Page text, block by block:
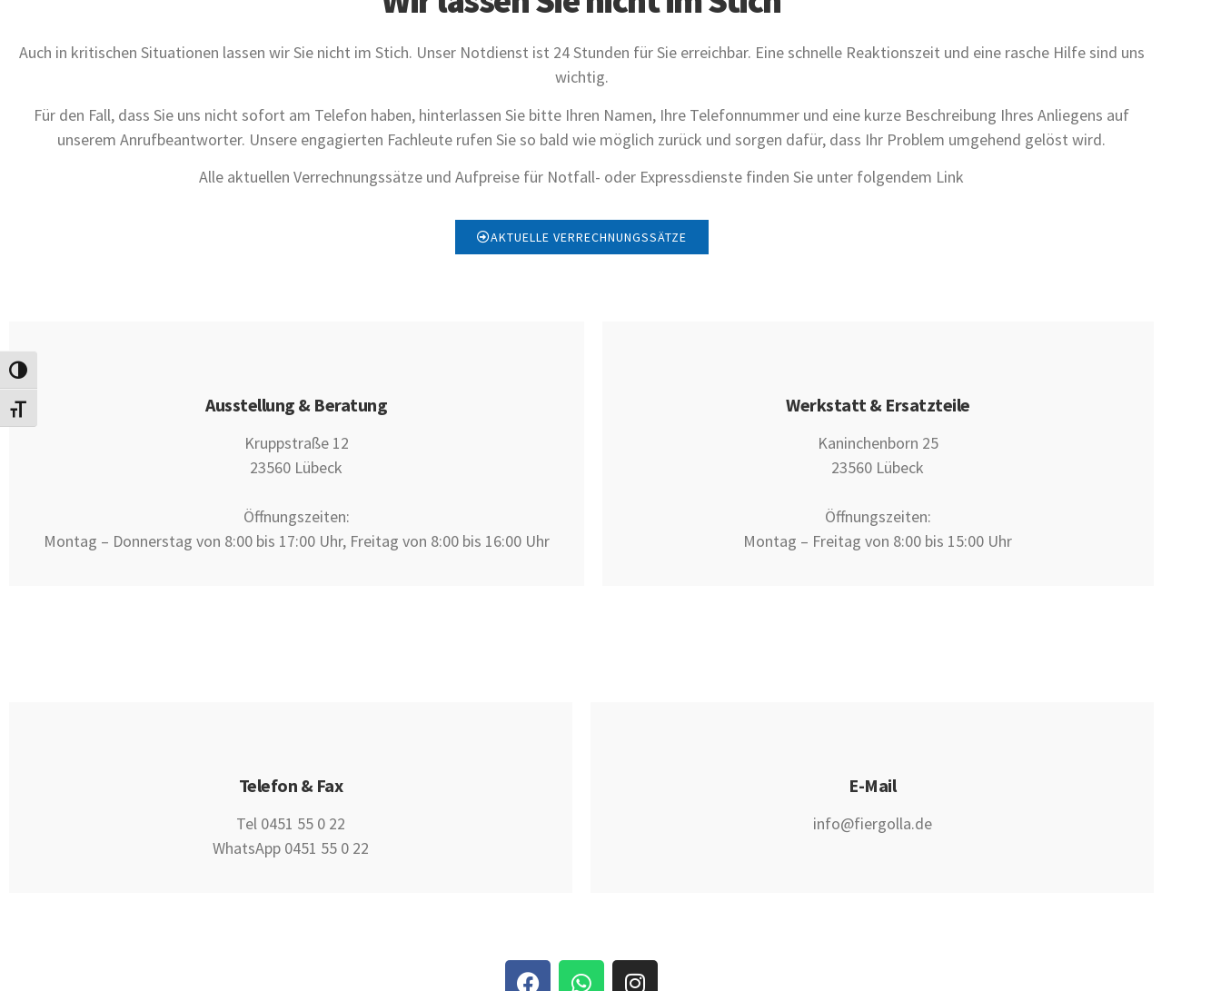
UMSCHALTEN AUF HOHE KONTRASTE
SCHRIFT VERGRÖSSERN
Auch in kritischen Situationen lassen wir Sie nicht im Stich. Unser Notdienst ist 24 Stunden für Sie erreichbar. Eine schnelle Reaktionszeit und eine rasche Hilfe sind uns
wichtig.
Für den Fall, dass Sie uns nicht sofort am Telefon haben, hinterlassen Sie bitte Ihren Namen, Ihre Telefonnummer und eine kurze Beschreibung Ihres Anliegens auf
unserem Anrufbeantworter. Unsere engagierten Fachleute rufen Sie so bald wie möglich zurück und sorgen dafür, dass Ihr Problem umgehend gelöst wird.
Alle aktuellen Verrechnungssätze und Aufpreise für Notfall- oder Expressdienste finden Sie unter folgendem Link
AKTUELLE VERRECHNUNGSSÄTZE
Ausstellung & Beratung
Kruppstraße 12
23560 Lübeck
Öffnungszeiten:
Montag – Donnerstag von 8:00 bis 17:00 Uhr, Freitag von 8:00 bis 16:00 Uhr
Werkstatt & Ersatzteile
Kaninchenborn 25
23560 Lübeck
Öffnungszeiten:
Montag – Freitag von 8:00 bis 15:00 Uhr
Telefon & Fax
Tel 0451 55 0 22
WhatsApp 0451 55 0 22
E-Mail
info@fiergolla.de